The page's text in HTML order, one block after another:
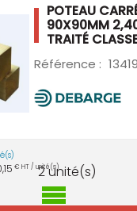
POTEAU
90X90MM
TRAITÉ
Référence :
€ HT / unité(s)
2unité(s)